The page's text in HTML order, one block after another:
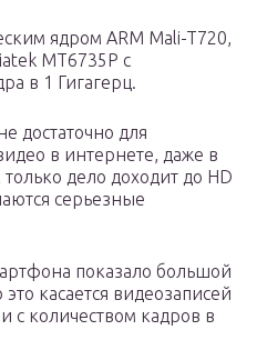
ядром ARM Mali-T720,
MT6735P с
в 1 Гигагерц.
достаточно для
в интернете, даже в
дело доходит до HD
серьезные
показало большой
касается видеозаписей
с количеством кадров в